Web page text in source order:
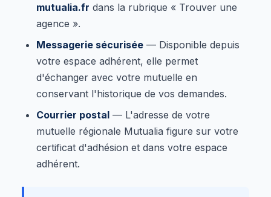
mutualia.fr dans la rubrique « Trouver une
agence ».
Messagerie sécurisée — Disponible depuis
votre espace adhérent, elle permet
d'échanger avec votre mutuelle en
conservant l'historique de vos demandes.
Courrier postal — L'adresse de votre
mutuelle régionale Mutualia figure sur votre
certificat d'adhésion et dans votre espace
adhérent.